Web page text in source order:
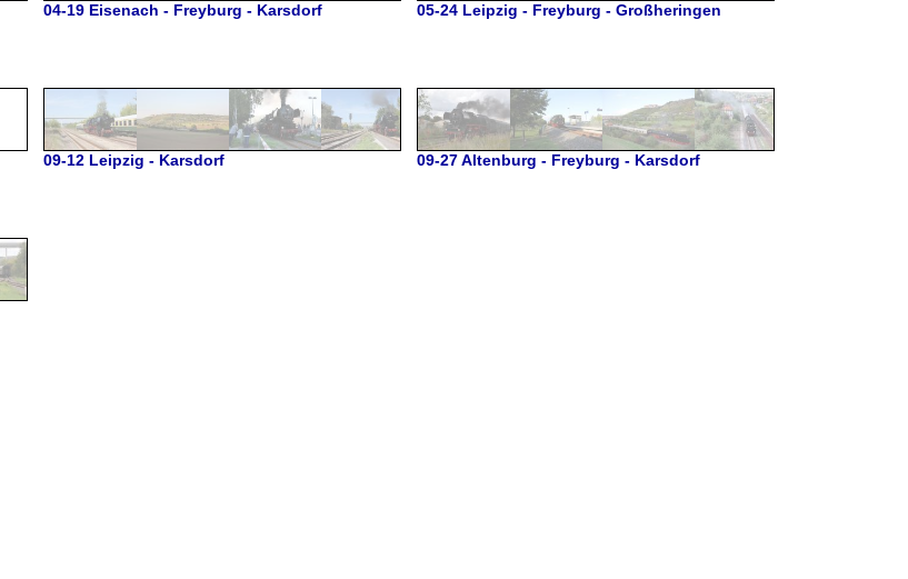
04-19 Eisenach - Freyburg - Karsdorf 05-24 Leipzig - Freyburg - Großheringen
09-12 Leipzig - Karsdorf 09-27 Altenburg - Freyburg - Karsdorf